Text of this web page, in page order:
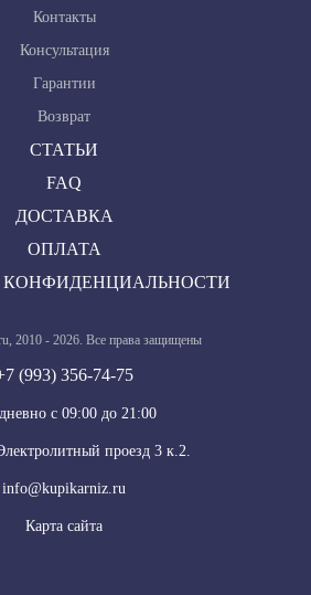
Контакты
Консультация
Гарантии
Возврат
СТАТЬИ
FAQ
ДОСТАВКА
ОПЛАТА
2010 - 2026. Все права защищены
(993) 356-74-75
с 09:00 до 21:00
проезд 3 к.2.
info@kupikarniz.ru
Карта сайта